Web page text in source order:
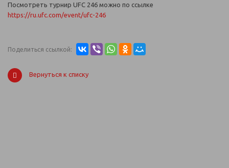
Посмотреть турнир UFC 246 можно по ссылке
https://ru.ufc.com/event/ufc-246
Поделиться ссылкой:
Вернуться к списку